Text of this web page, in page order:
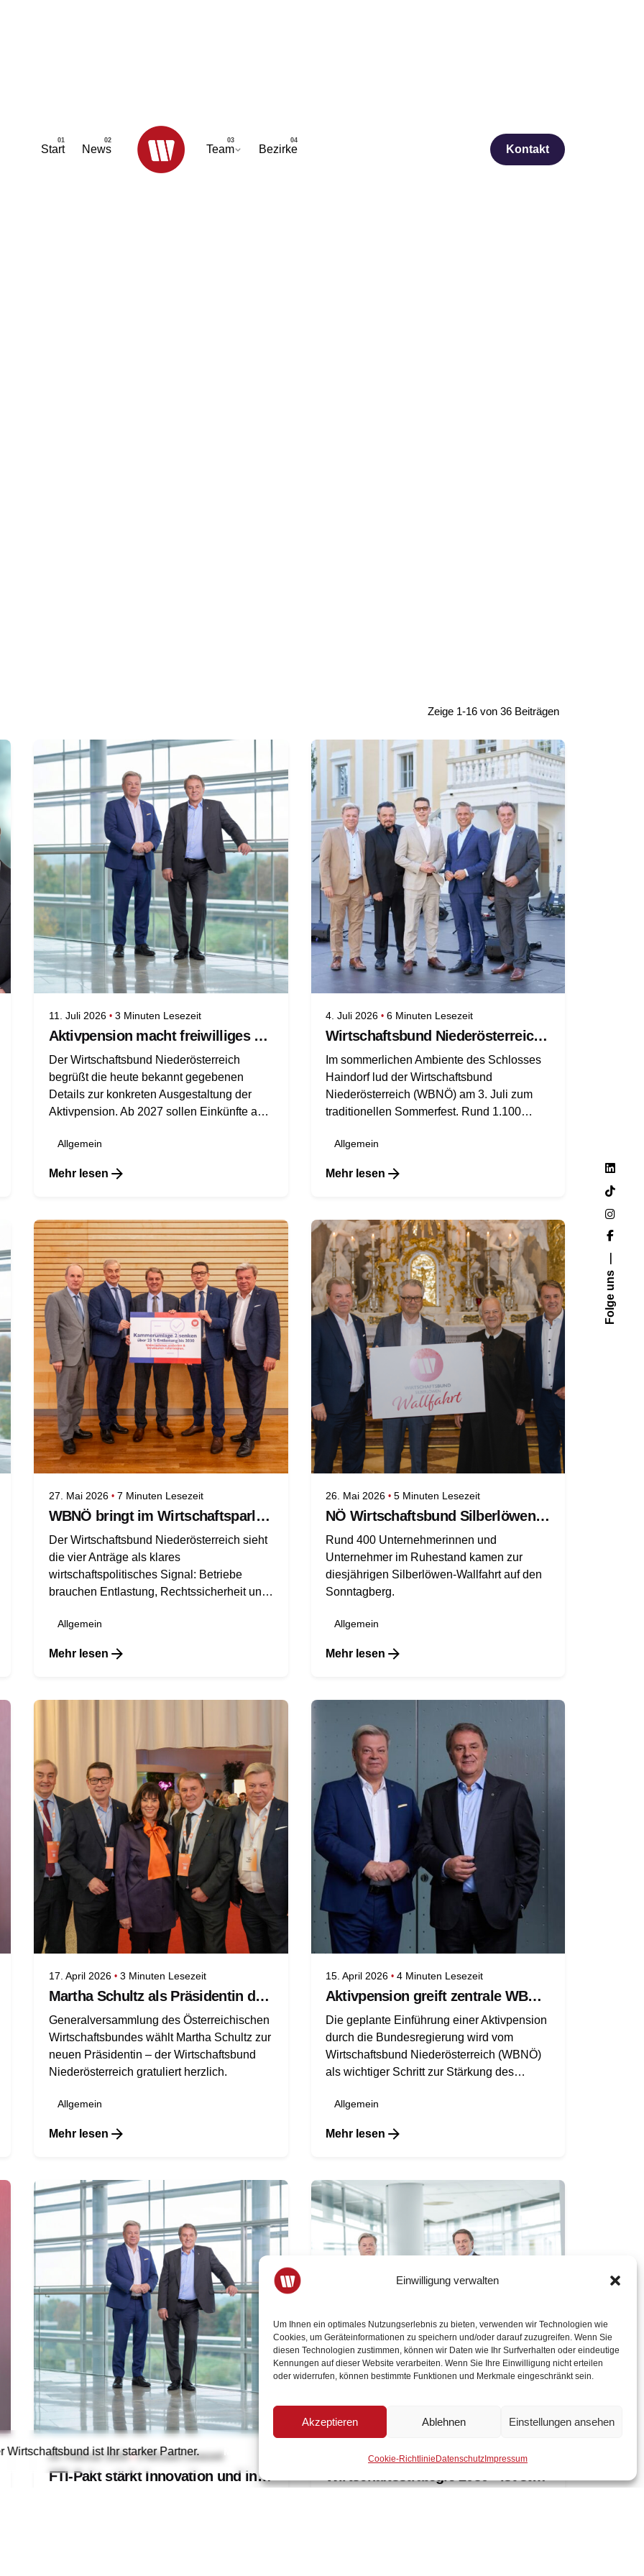
Einwilligung verwalten
Um Ihnen ein optimales Nutzungserlebnis zu bieten, verwenden wir Technologien wie
Cookies, um Geräteinformationen zu speichern und/oder darauf zuzugreifen. Wenn Sie
diesen Technologien zustimmen, können wir Daten wie Ihr Surfverhalten oder eindeutige
Kennungen auf dieser Website verarbeiten. Wenn Sie Ihre Einwilligung nicht erteilen
oder widerrufen, können bestimmte Funktionen und Merkmale eingeschränkt sein.
Akzeptieren Ablehnen Einstellungen ansehen
Cookie-Richtlinie DatenschutzImpressum
Folge uns
Start News Team Bezirke Kontakt
Zeige 1-16 von 36 Beiträgen
11. Juli 2026 3 Minuten Lesezeit
Aktivpension macht freiwilliges Weiterarbeiten spürbar attraktiver
Der Wirtschaftsbund Niederösterreich
begrüßt die heute bekannt gegebenen
Details zur konkreten Ausgestaltung der
Aktivpension. Ab 2027 sollen Einkünfte aus
gesetzlichen Pensionsalters bis zu 15.000
soll für Arbeiterinnen, Arbeiter und
entsprechende Entlastung ist auch für
Selbstständige vorgesehen. Insgesamt
sollen rund 150.000 Menschen von der
Aktivpension profitieren.
Allgemein
Mehr lesen
4. Juli 2026 6 Minuten Lesezeit
Wirtschaftsbund Niederösterreich feierte Sommerfest im Schloss Haindorf
Im sommerlichen Ambiente des Schlosses
Haindorf lud der Wirtschaftsbund
Niederösterreich (WBNÖ) am 3. Juli zum
traditionellen Sommerfest. Rund 1.100
Einladung und nutzten den Abend für
und ein Zeichen des Miteinanders. Für die
ihren Ansprachen zogen WKNÖ Präsident
WBNÖ Landesgruppenobmann Wolfgang
Ecker, Abgeordneter zum Nationalrat
WBNÖ Direktor Harald Servus und VPNÖ-
Klubobmann LAbg. Kurt Hackl eine Bilanz
der vergangenen Monate und richteten den
Blick auf die anstehenden Aufgaben für den
Wirtschaftsstandort Niederösterreich.
Allgemein
Mehr lesen
27. Mai 2026 7 Minuten Lesezeit
WBNÖ bringt im Wirtschaftsparlament zentrale Standortinitiativen für Niederösterreichs Betriebe ein
Der Wirtschaftsbund Niederösterreich sieht
die vier Anträge als klares
wirtschaftspolitisches Signal: Betriebe
brauchen Entlastung, Rechtssicherheit und
Allgemein
Mehr lesen
26. Mai 2026 5 Minuten Lesezeit
NÖ Wirtschaftsbund Silberlöwen Wallfahrt auf dem Sonntagberg
Rund 400 Unternehmerinnen und
Unternehmer im Ruhestand kamen zur
diesjährigen Silberlöwen-Wallfahrt auf den
Sonntagberg.
Allgemein
Mehr lesen
17. April 2026 3 Minuten Lesezeit
Martha Schultz als Präsidentin des Österreichischen Wirtschaftsbundes gewählt
Generalversammlung des Österreichischen
Wirtschaftsbundes wählt Martha Schultz zur
neuen Präsidentin – der Wirtschaftsbund
Niederösterreich gratuliert herzlich.
Allgemein
Mehr lesen
15. April 2026 4 Minuten Lesezeit
Aktivpension greift zentrale WBNÖ-Forderung auf
Die geplante Einführung einer Aktivpension
durch die Bundesregierung wird vom
Wirtschaftsbund Niederösterreich (WBNÖ)
als wichtiger Schritt zur Stärkung des
entspricht einer zentralen Forderung des
Allgemein
Mehr lesen
25. Februar 2026 3 Minuten Lesezeit
FTI-Pakt stärkt Innovation und industrielle Wettbewerbsfähigkeit
24. Februar 2026 4 Minuten Lesezeit
Wirtschaftsbund ist Ihr starker Partner.